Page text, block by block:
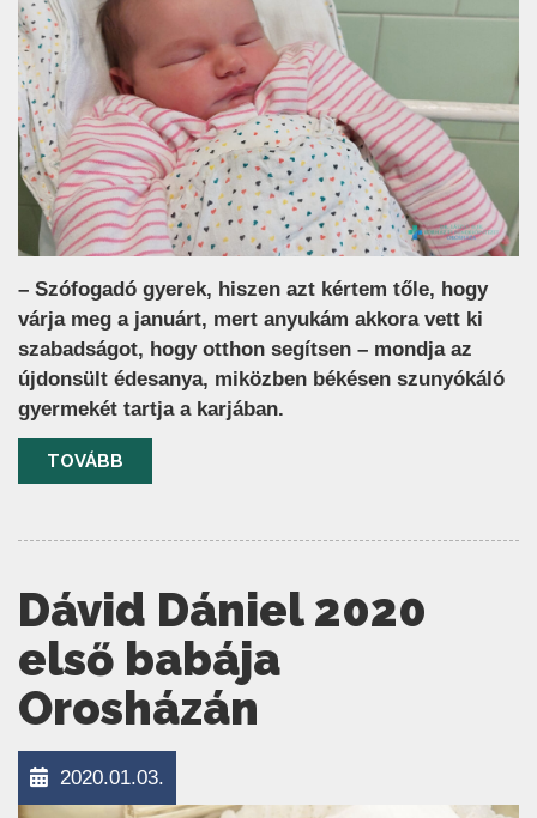
– Szófogadó gyerek, hiszen azt kértem tőle, hogy
várja meg a januárt, mert anyukám akkora vett ki
szabadságot, hogy otthon segítsen – mondja az
újdonsült édesanya, miközben békésen szunyókáló
gyermekét tartja a karjában.
TOVÁBB
Dávid Dániel 2020
első babája
Orosházán
2020.01.03.